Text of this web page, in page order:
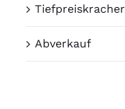
Tiefpreiskracher
Abverkauf